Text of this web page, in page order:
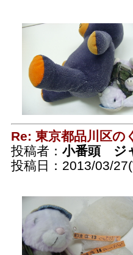
Re: 東京都品川区の
投稿者： 小番頭 ジ
投稿日：2013/03/